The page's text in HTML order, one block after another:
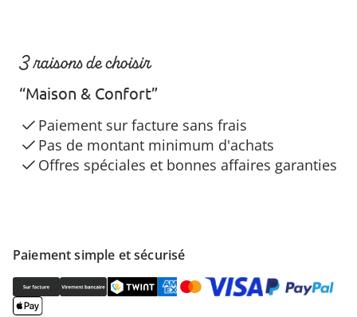
Paiement simple et sécurisé
3 raisons de choisir
“Maison & Confort”
Paiement sur facture sans frais
Pas de montant minimum d'achats
Offres spéciales et bonnes affaires garanties